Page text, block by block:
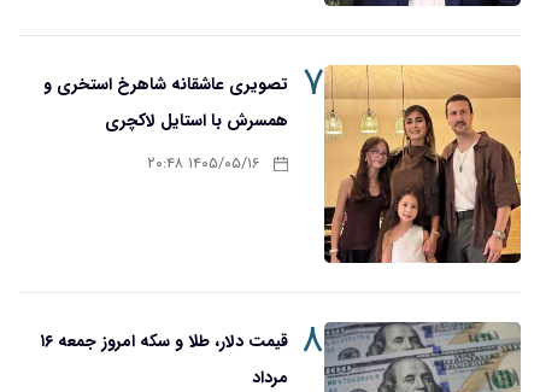
۷
تصویری عاشقانه شاهرخ استخری و
همسرش با استایل لاکچری
۱۴۰۵/۰۵/۱۶ ۲۰:۴۸
۸
قیمت دلار، طلا و سکه امروز جمعه ۱۶
مرداد